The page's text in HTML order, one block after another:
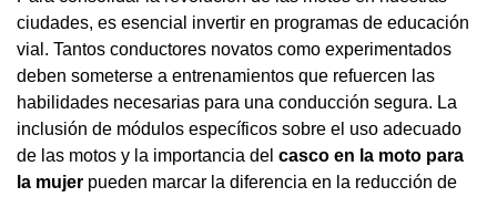
ciudades, es esencial invertir en programas de educación
vial. Tantos conductores novatos como experimentados
deben someterse a entrenamientos que refuercen las
habilidades necesarias para una conducción segura. La
inclusión de módulos específicos sobre el uso adecuado
de las motos y la importancia del casco en la moto para
la mujer pueden marcar la diferencia en la reducción de